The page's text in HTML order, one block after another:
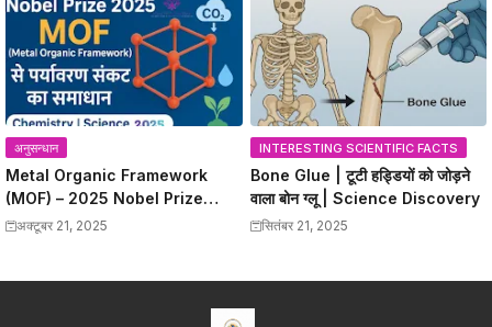
अनुसन्धान
Metal Organic Framework
(MOF) – 2025 Nobel Prize
विजेताओं की क्रांतिकारी खोज
अक्टूबर 21, 2025
INTERESTING SCIENTIFIC FACTS
Bone Glue | टूटी हड्डियों को जोड़ने
वाला बोन ग्लू | Science Discovery
सितंबर 21, 2025